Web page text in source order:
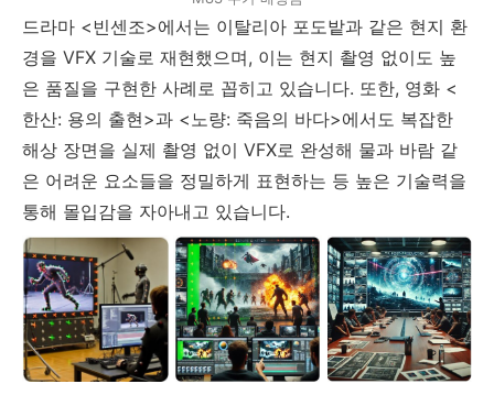
드라마 <빈센조>에서는 이탈리아 포도밭과 같은 현지 환
경을 VFX 기술로 재현했으며, 이는 현지 촬영 없이도 높
은 품질을 구현한 사례로 꼽히고 있습니다. 또한, 영화 <
한산: 용의 출현>과 <노량: 죽음의 바다>에서도 복잡한
해상 장면을 실제 촬영 없이 VFX로 완성해 물과 바람 같
은 어려운 요소들을 정밀하게 표현하는 등 높은 기술력을
통해 몰입감을 자아내고 있습니다.